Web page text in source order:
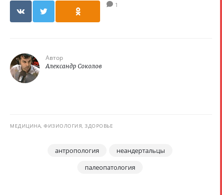
1
Автор
Александр Соколов
МЕДИЦИНА, ФИЗИОЛОГИЯ, ЗДОРОВЬЕ
антропология
неандертальцы
палеопатология